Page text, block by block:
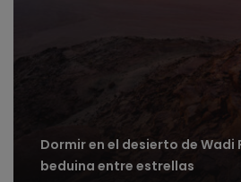
Dormir en el desierto de Wadi
beduina entre estrellas